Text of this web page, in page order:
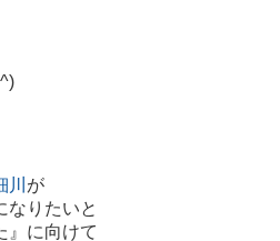
川 が
なりたいと
』に向けて